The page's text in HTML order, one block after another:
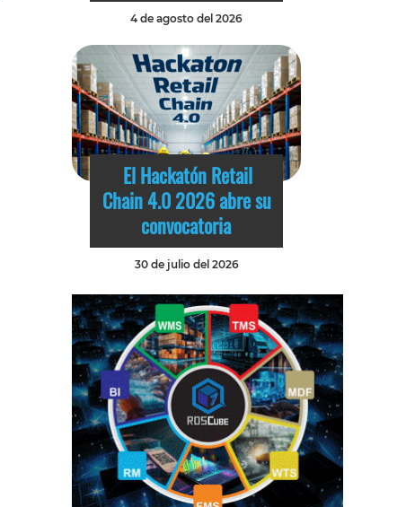
4 de agosto del 2026
El Hackatón Retail
Chain 4.0 2026 abre su
convocatoria
30 de julio del 2026